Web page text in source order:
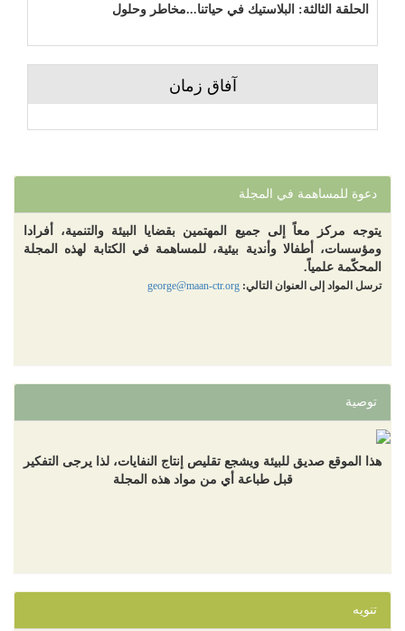
الحلقة الثالثة: البلاستيك في حياتنا...مخاطر وحلول
آفاق زمان
دعوة للمساهمة في المجلة
يتوجه مركز معاً إلى جميع المهتمين بقضايا البيئة والتنمية، أفرادا
ومؤسسات، أطفالا وأندية بيئية، للمساهمة في الكتابة لهذه المجلة
المحكّمة علمياً.
ترسل المواد إلى العنوان التالي: george@maan-ctr.org
توصية
هذا الموقع صديق للبيئة ويشجع تقليص إنتاج النفايات، لذا يرجى التفكير
قبل طباعة أي من مواد هذه المجلة
تنويه